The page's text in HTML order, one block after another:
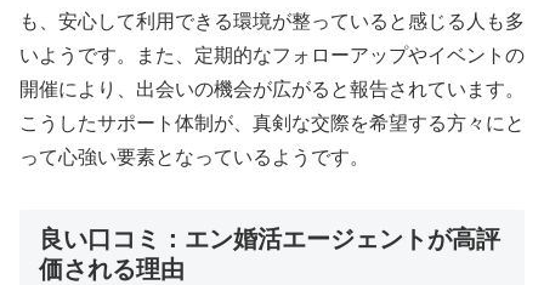
も、安心して利用できる環境が整っていると感じる人も多
いようです。また、定期的なフォローアップやイベントの
開催により、出会いの機会が広がると報告されています。
こうしたサポート体制が、真剣な交際を希望する方々にと
って心強い要素となっているようです。
良い口コミ：エン婚活エージェントが高評
価される理由